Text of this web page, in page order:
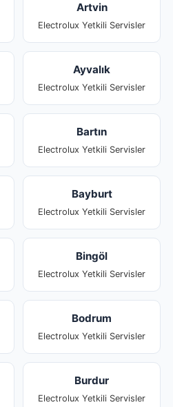
Artvin
Electrolux Yetkili Servisler
Ayvalık
Electrolux Yetkili Servisler
Bartın
Electrolux Yetkili Servisler
Bayburt
Electrolux Yetkili Servisler
Bingöl
Electrolux Yetkili Servisler
Bodrum
Electrolux Yetkili Servisler
Burdur
Electrolux Yetkili Servisler